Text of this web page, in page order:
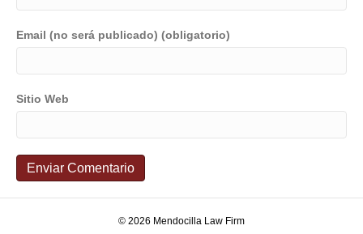
Email (no será publicado) (obligatorio)
Sitio Web
© 2026 Mendocilla Law Firm